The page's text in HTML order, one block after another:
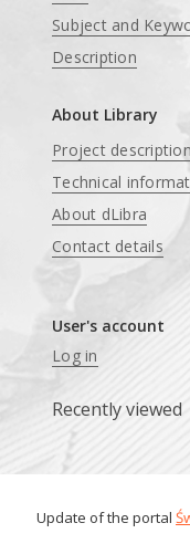
Subject and
Description
About Library
Project description
Technical
About dLibra
Contact details
User's account
Log in
Recently viewed
Update of the portal